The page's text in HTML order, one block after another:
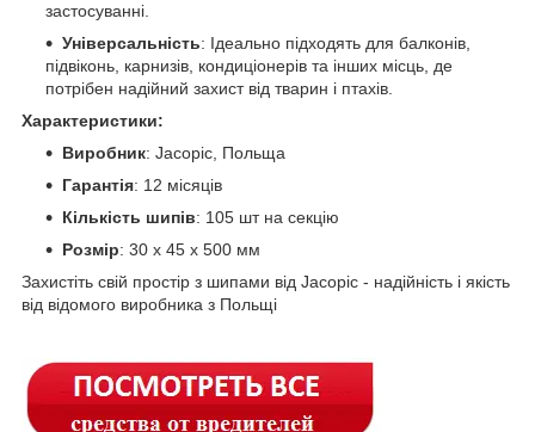
застосуванні.
Універсальність: Ідеально підходять для балконів,
підвіконь, карнизів, кондиціонерів та інших місць, де
потрібен надійний захист від тварин і птахів.
Характеристики:
Виробник: Jacopic, Польща
Гарантія: 12 місяців
Кількість шипів: 105 шт на секцію
Розмір: 30 х 45 х 500 мм
Захистіть свій простір з шипами від Jacopic - надійність і якість
від відомого виробника з Польщі